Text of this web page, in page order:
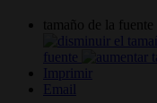
tamaño de la fuente
fuente
Imprimir
Email